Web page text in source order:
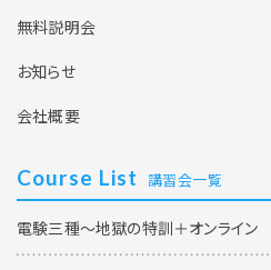
無料説明会
お知らせ
会社概要
Course List 講習会一覧
電験三種～地獄の特訓＋オンライン